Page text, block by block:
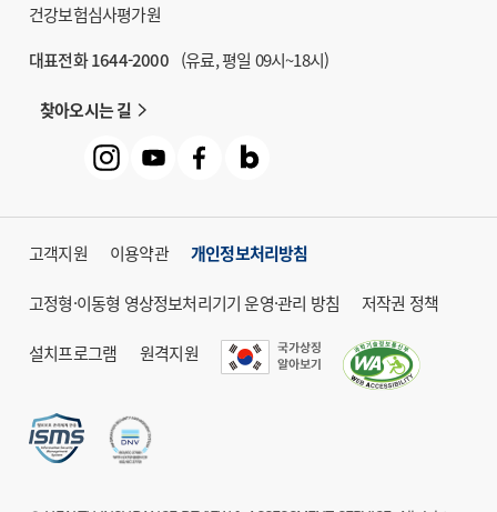
건강보험심사평가원
대표전화 1644-2000 (유료, 평일 09시~18시)
찾아오시는 길
고객지원 이용약관 개인정보처리방침
고정형·이동형 영상정보처리기기 운영·관리 방침 저작권 정책
설치프로그램 원격지원